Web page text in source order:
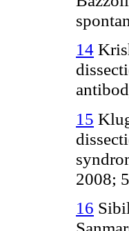
14
15
2008;
16